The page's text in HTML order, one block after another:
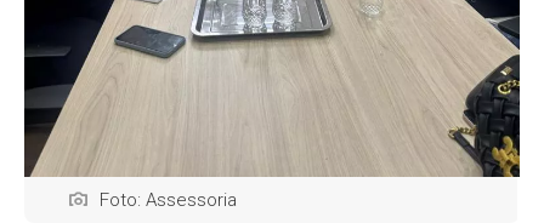
Foto: Assessoria